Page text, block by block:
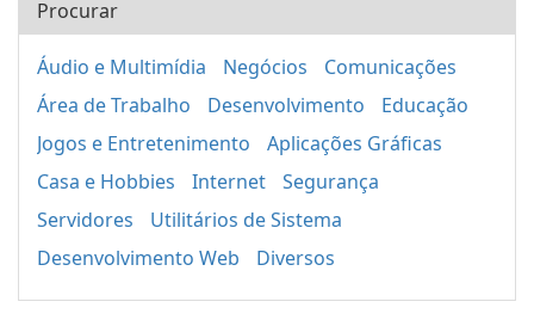
Procurar
Áudio e Multimídia Negócios
Comunicações
Área de Trabalho
Desenvolvimento
Educação
Jogos e Entretenimento
Aplicações Gráficas
Casa e Hobbies
Internet
Segurança
Servidores
Utilitários de Sistema
Desenvolvimento Web
Diversos